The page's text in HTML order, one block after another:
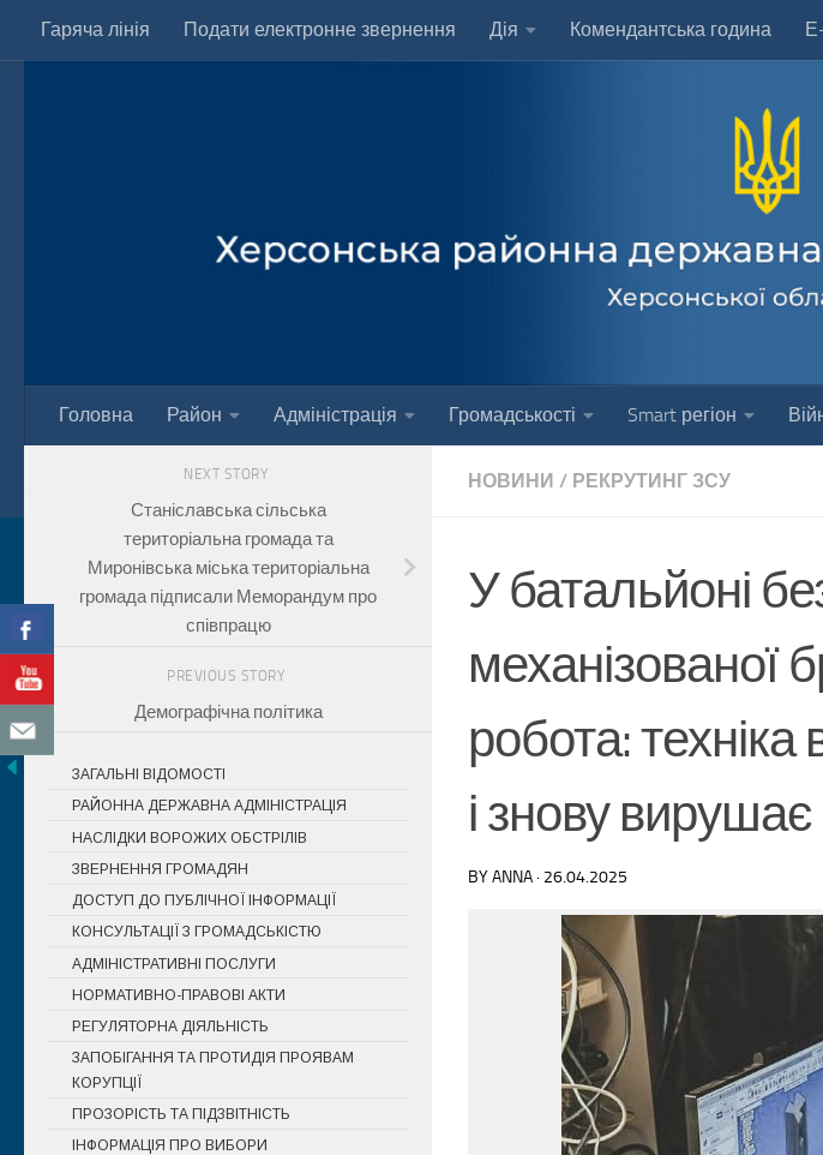
Skip to content
Гаряча лінія Подати електронне звернення Дія Комендантська година
Головна Район Адміністрація Громадськості Smart регіон
НОВИНИ / РЕКРУТИНГ ЗСУ
У батальйоні
механізованої
робота:
і знову
BYANNA · 26.04.2025
NEXT STORY
Станіславська сільська
територіальна громада та
Миронівська міська територіальна
громада підписали Меморандум про
співпрацю
PREVIOUS STORY
Демографічна політика
ЗАГАЛЬНІ ВІДОМОСТІ
РАЙОННА ДЕРЖАВНА АДМІНІСТРАЦІЯ
НАСЛІДКИ ВОРОЖИХ ОБСТРІЛІВ
ЗВЕРНЕННЯ ГРОМАДЯН
ДОСТУП ДО ПУБЛІЧНОЇ ІНФОРМАЦІЇ
КОНСУЛЬТАЦІЇ З ГРОМАДСЬКІСТЮ
АДМІНІСТРАТИВНІ ПОСЛУГИ
НОРМАТИВНО-ПРАВОВІ АКТИ
РЕГУЛЯТОРНА ДІЯЛЬНІСТЬ
ЗАПОБІГАННЯ ТА ПРОТИДІЯ ПРОЯВАМ
КОРУПЦІЇ
ПРОЗОРІСТЬ ТА ПІДЗВІТНІСТЬ
ІНФОРМАЦІЯ ПРО ВИБОРИ